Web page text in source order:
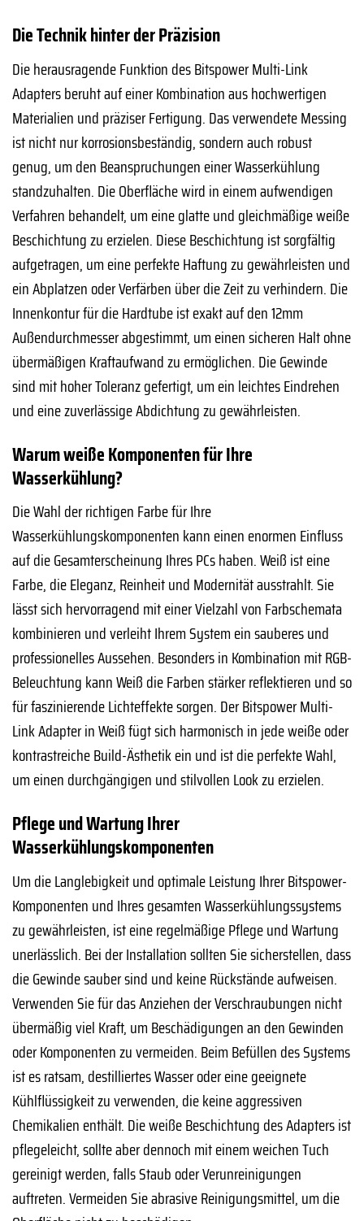
Die Technik hinter der Präzision
Die herausragende Funktion des Bitspower Multi-Link
Adapters beruht auf einer Kombination aus hochwertigen
Materialien und präziser Fertigung. Das verwendete Messing
ist nicht nur korrosionsbeständig, sondern auch robust
genug, um den Beanspruchungen einer Wasserkühlung
standzuhalten. Die Oberfläche wird in einem aufwendigen
Verfahren behandelt, um eine glatte und gleichmäßige weiße
Beschichtung zu erzielen. Diese Beschichtung ist sorgfältig
aufgetragen, um eine perfekte Haftung zu gewährleisten und
ein Abplatzen oder Verfärben über die Zeit zu verhindern. Die
Innenkontur für die Hardtube ist exakt auf den 12mm
Außendurchmesser abgestimmt, um einen sicheren Halt ohne
übermäßigen Kraftaufwand zu ermöglichen. Die Gewinde
sind mit hoher Toleranz gefertigt, um ein leichtes Eindrehen
und eine zuverlässige Abdichtung zu gewährleisten.
Warum weiße Komponenten für Ihre
Wasserkühlung?
Die Wahl der richtigen Farbe für Ihre
Wasserkühlungskomponenten kann einen enormen Einfluss
auf die Gesamterscheinung Ihres PCs haben. Weiß ist eine
Farbe, die Eleganz, Reinheit und Modernität ausstrahlt. Sie
lässt sich hervorragend mit einer Vielzahl von Farbschemata
kombinieren und verleiht Ihrem System ein sauberes und
professionelles Aussehen. Besonders in Kombination mit RGB-
Beleuchtung kann Weiß die Farben stärker reflektieren und so
für faszinierende Lichteffekte sorgen. Der Bitspower Multi-
Link Adapter in Weiß fügt sich harmonisch in jede weiße oder
kontrastreiche Build-Ästhetik ein und ist die perfekte Wahl,
um einen durchgängigen und stilvollen Look zu erzielen.
Pflege und Wartung Ihrer
Wasserkühlungskomponenten
Um die Langlebigkeit und optimale Leistung Ihrer Bitspower-
Komponenten und Ihres gesamten Wasserkühlungssystems
zu gewährleisten, ist eine regelmäßige Pflege und Wartung
unerlässlich. Bei der Installation sollten Sie sicherstellen, dass
die Gewinde sauber sind und keine Rückstände aufweisen.
Verwenden Sie für das Anziehen der Verschraubungen nicht
übermäßig viel Kraft, um Beschädigungen an den Gewinden
oder Komponenten zu vermeiden. Beim Befüllen des Systems
ist es ratsam, destilliertes Wasser oder eine geeignete
Kühlflüssigkeit zu verwenden, die keine aggressiven
Chemikalien enthält. Die weiße Beschichtung des Adapters ist
pflegeleicht, sollte aber dennoch mit einem weichen Tuch
gereinigt werden, falls Staub oder Verunreinigungen
auftreten. Vermeiden Sie abrasive Reinigungsmittel, um die